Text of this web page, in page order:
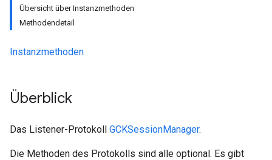
Übersicht über Instanzmethoden
Methodendetail
Instanzmethoden
Überblick
Das Listener-Protokoll GCKSessionManager.
Die Methoden des Protokolls sind alle optional. Es gibt